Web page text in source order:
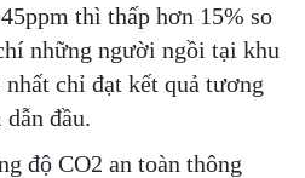
thì thấp hơn 15% so
những người ngồi tại khu
chỉ đạt kết quả tương
đầu.
độ CO2 an toàn thông